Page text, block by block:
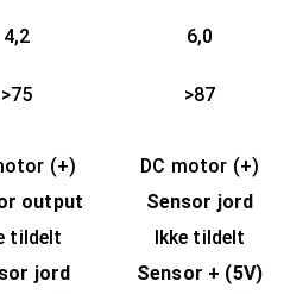
4,2 6,0
>75
>87
(+)
DC motor (+)
output
Sensor jord
tildelt
Ikke tildelt
jord
Sensor + (5V)